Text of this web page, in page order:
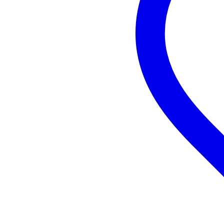
bereik: tot 15 m
compatibel met vrijwel alle
afspeeltijd: 4-6 uur
oplaaddoosje: 700 mAh lithium-
oplaadtijd: 1.5 uur
afmetingen (BxDxH): 6.2 x 3.5
gewicht: 7.5 g
meegeleverd:
USB-C oplaadkabel,
opbergdoosje/lader